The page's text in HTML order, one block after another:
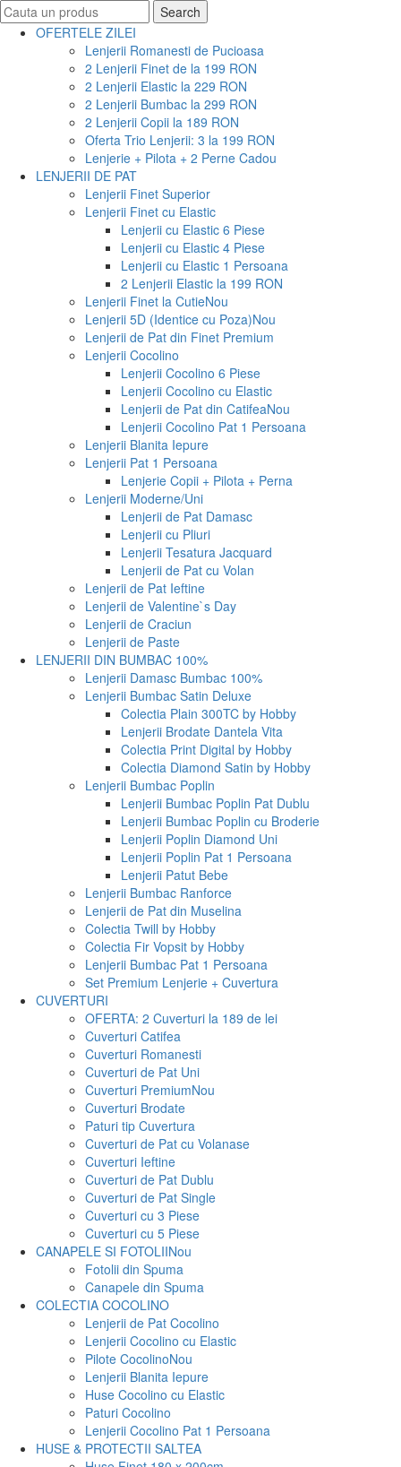
Search
for:
Search
OFERTELE ZILEI
Lenjerii Romanesti de Pucioasa
2 Lenjerii Finet de la 199 RON
2 Lenjerii Elastic la 229 RON
2 Lenjerii Bumbac la 299 RON
2 Lenjerii Copii la 189 RON
Oferta Trio Lenjerii: 3 la 199 RON
Lenjerie + Pilota + 2 Perne Cadou
LENJERII DE PAT
Lenjerii Finet Superior
Lenjerii Finet cu Elastic
Lenjerii cu Elastic 6 Piese
Lenjerii cu Elastic 4 Piese
Lenjerii cu Elastic 1 Persoana
2 Lenjerii Elastic la 199 RON
Lenjerii Finet la CutieNou
Lenjerii 5D (Identice cu Poza)Nou
Lenjerii de Pat din Finet Premium
Lenjerii Cocolino
Lenjerii Cocolino 6 Piese
Lenjerii Cocolino cu Elastic
Lenjerii de Pat din CatifeaNou
Lenjerii Cocolino Pat 1 Persoana
Lenjerii Blanita Iepure
Lenjerii Pat 1 Persoana
Lenjerie Copii + Pilota + Perna
Lenjerii Moderne/Uni
Lenjerii de Pat Damasc
Lenjerii cu Pliuri
Lenjerii Tesatura Jacquard
Lenjerii de Pat cu Volan
Lenjerii de Pat Ieftine
Lenjerii de Valentine`s Day
Lenjerii de Craciun
Lenjerii de Paste
LENJERII DIN BUMBAC 100%
Lenjerii Damasc Bumbac 100%
Lenjerii Bumbac Satin Deluxe
Colectia Plain 300TC by Hobby
Lenjerii Brodate Dantela Vita
Colectia Print Digital by Hobby
Colectia Diamond Satin by Hobby
Lenjerii Bumbac Poplin
Lenjerii Bumbac Poplin Pat Dublu
Lenjerii Bumbac Poplin cu Broderie
Lenjerii Poplin Diamond Uni
Lenjerii Poplin Pat 1 Persoana
Lenjerii Patut Bebe
Lenjerii Bumbac Ranforce
Lenjerii de Pat din Muselina
Colectia Twill by Hobby
Colectia Fir Vopsit by Hobby
Lenjerii Bumbac Pat 1 Persoana
Set Premium Lenjerie + Cuvertura
CUVERTURI
OFERTA: 2 Cuverturi la 189 de lei
Cuverturi Catifea
Cuverturi Romanesti
Cuverturi de Pat Uni
Cuverturi PremiumNou
Cuverturi Brodate
Paturi tip Cuvertura
Cuverturi de Pat cu Volanase
Cuverturi Ieftine
Cuverturi de Pat Dublu
Cuverturi de Pat Single
Cuverturi cu 3 Piese
Cuverturi cu 5 Piese
CANAPELE SI FOTOLIINou
Fotolii din Spuma
Canapele din Spuma
COLECTIA COCOLINO
Lenjerii de Pat Cocolino
Lenjerii Cocolino cu Elastic
Pilote CocolinoNou
Lenjerii Blanita Iepure
Huse Cocolino cu Elastic
Paturi Cocolino
Lenjerii Cocolino Pat 1 Persoana
HUSE & PROTECTII SALTEA